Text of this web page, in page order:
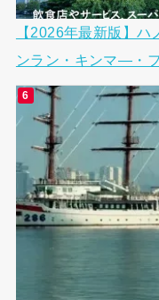
【2026年最新版】
ンラン・キンマ―・